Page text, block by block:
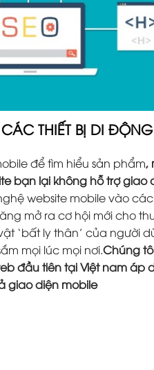
THIẾT BỊ DI ĐỘNG
để tìm hiểu sản phẩm,
bạn lại không hỗ trợ giao
website mobile vào
mở ra cơ hội mới cho
‘bất ly thân’ của người
mọi lúc mọi nơi.Chúng
đầu tiên tại Việt nam
giao diện mobile